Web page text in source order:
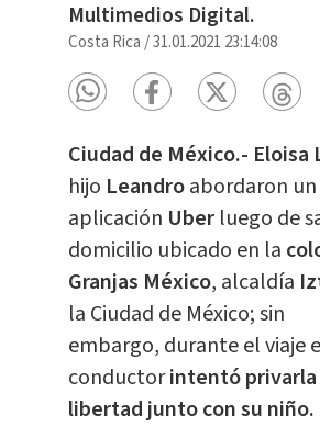
Multimedios Digital.
Costa Rica /31.01.2021 23:14:08
Ciudad de México.- Eloisa
hijo Leandroabordaron
aplicación Uber luego de
domicilio ubicado en la
Granjas México, alcaldía
la Ciudad de México; sin
embargo, durante el viaje
conductorintentó privarla
libertad junto con su niño.